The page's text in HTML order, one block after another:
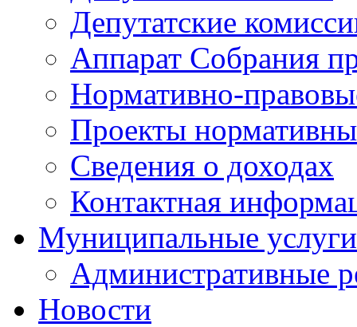
Депутатские
Аппарат Собрания
Нормативно-
Проекты
Сведения о доходах
Контактная
Муниципальные услуги
Административные
Новости